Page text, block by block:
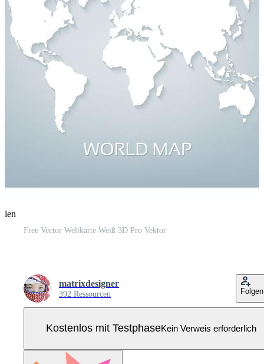
Free Vector Weltkarte Weiß 3D Pro Vektor
matrixdesigner
392 Ressourcen Folgen
Kostenlos mit TestphaseKein Verweis erforderlich